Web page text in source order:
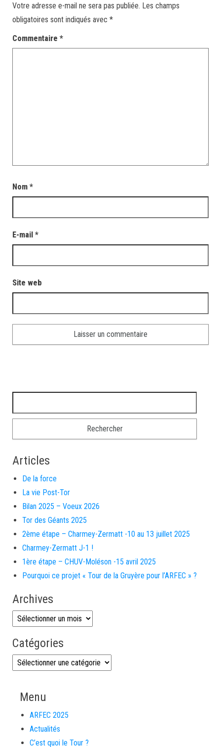
Votre adresse e-mail ne sera pas publiée. Les champs
obligatoires sont indiqués avec *
Commentaire *
Nom *
E-mail *
Site web
Articles
De la force
La vie Post-Tor
Bilan 2025 – Voeux 2026
Tor des Géants 2025
2ème étape – Charmey-Zermatt -10 au 13 juillet 2025
Charmey-Zermatt J-1 !
1ère étape – CHUV-Moléson -15 avril 2025
Pourquoi ce projet « Tour de la Gruyère pour l’ARFEC » ?
Archives
Catégories
Menu
ARFEC 2025
Actualités
C’est quoi le Tour ?